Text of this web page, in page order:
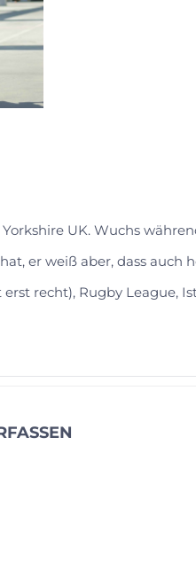
UK. Wuchs
er weiß aber, dass auch
erst recht), Rugby League,